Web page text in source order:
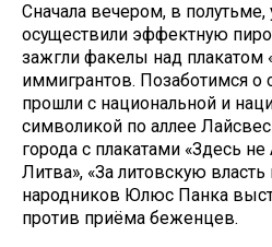
Сначала вечером, в полутьме,
осуществили эффектную
зажгли факелы над плакатом
иммигрантов. Позаботимся о
прошли с национальной и
символикой по аллее
города с плакатами «Здесь
Литва», «За литовскую
народников Юлюс Панка
против приёма беженцев.